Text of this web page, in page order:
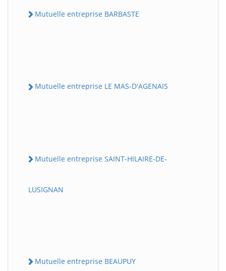
Mutuelle entreprise BARBASTE
Mutuelle entreprise LE MAS-D'AGENAIS
Mutuelle entreprise SAINT-HILAIRE-DE-
LUSIGNAN
Mutuelle entreprise BEAUPUY